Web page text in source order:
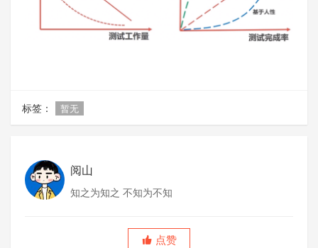
标签： 暂无
阅山
知之为知之 不知为不知
点赞